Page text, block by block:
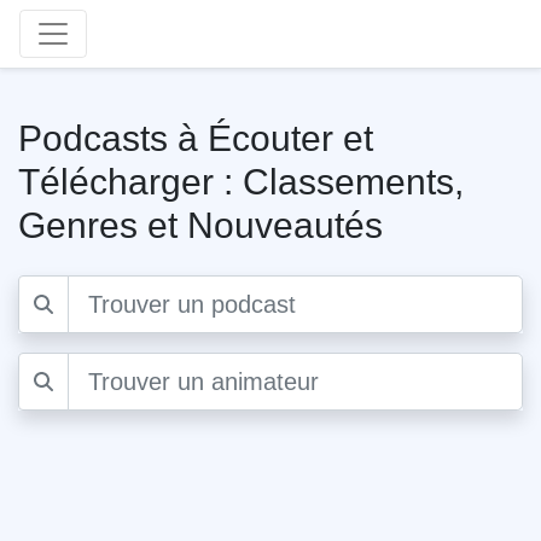
Podcasts à Écouter et
Télécharger : Classements,
Genres et Nouveautés